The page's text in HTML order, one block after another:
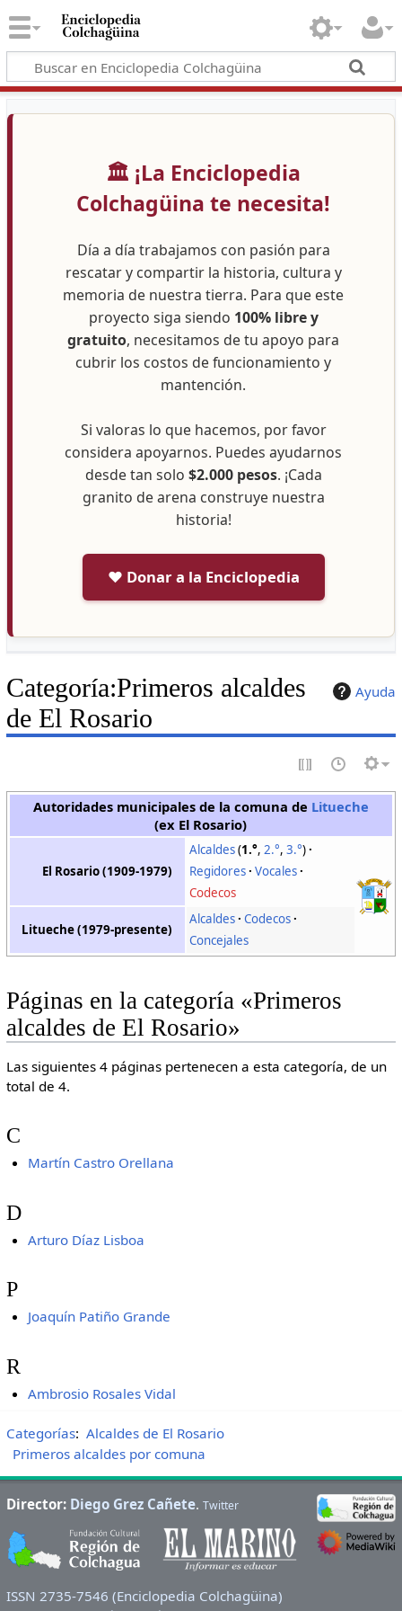
🏛️ ¡La Enciclopedia
Colchagüina te necesita!
Día a día trabajamos con pasión para
rescatar y compartir la historia, cultura y
memoria de nuestra tierra. Para que este
proyecto siga siendo 100% libre y
gratuito, necesitamos de tu apoyo para
cubrir los costos de funcionamiento y
mantención.
Si valoras lo que hacemos, por favor
considera apoyarnos. Puedes ayudarnos
desde tan solo $2.000 pesos. ¡Cada
granito de arena construye nuestra
historia!
❤️ Donar a la Enciclopedia
Ayuda
Categoría:Primeros alcaldes
de El Rosario
Autoridades municipales de la comuna de Litueche
(ex El Rosario)
El Rosario (1909-1979)
Alcaldes(1.°,2.°,3.°)
Regidores Vocales
Codecos
Litueche (1979-presente)
Alcaldes Codecos
Concejales
Páginas en la categoría «Primeros
alcaldes de El Rosario»
Las siguientes 4 páginas pertenecen a esta categoría, de un
total de 4.
C
Martín Castro Orellana
D
Arturo Díaz Lisboa
P
Joaquín Patiño Grande
R
Ambrosio Rosales Vidal
Categorías: Alcaldes de El Rosario
Primeros alcaldes por comuna
Director: Diego Grez Cañete. Twitter
ISSN 2735-7546 (Enciclopedia Colchagüina)